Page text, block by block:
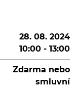
28. 08. 2024
10:00 - 13:00
Zdarma nebo
smluvní